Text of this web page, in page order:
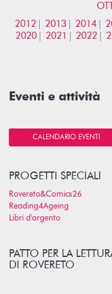
OTT
2012
2013 2014
2020
2021 2022
Eventi e attività
CALENDARIO EVENTI
PROGETTI SPECIALI
Rovereto&Comics26
Reading4Ageing
Libri d'argento
PATTO PER LA
DI ROVERETO